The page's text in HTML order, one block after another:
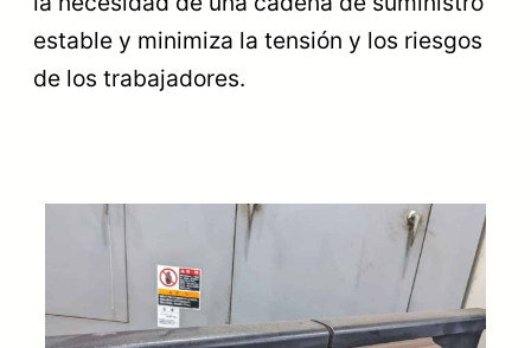
estable y minimiza la tensión y los riesgos
de los trabajadores.